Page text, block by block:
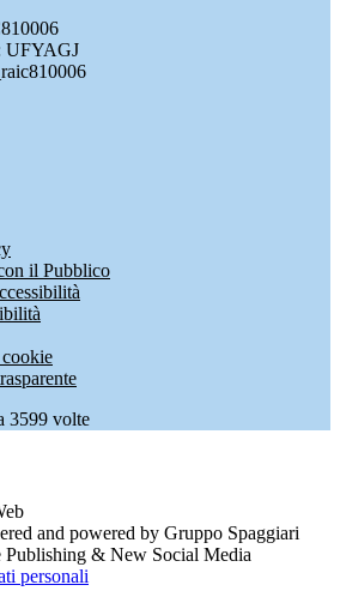
UFYAGJ
il Pubblico
cookie
3599 volte
and powered by Gruppo Spaggiari
& New Social Media
personali